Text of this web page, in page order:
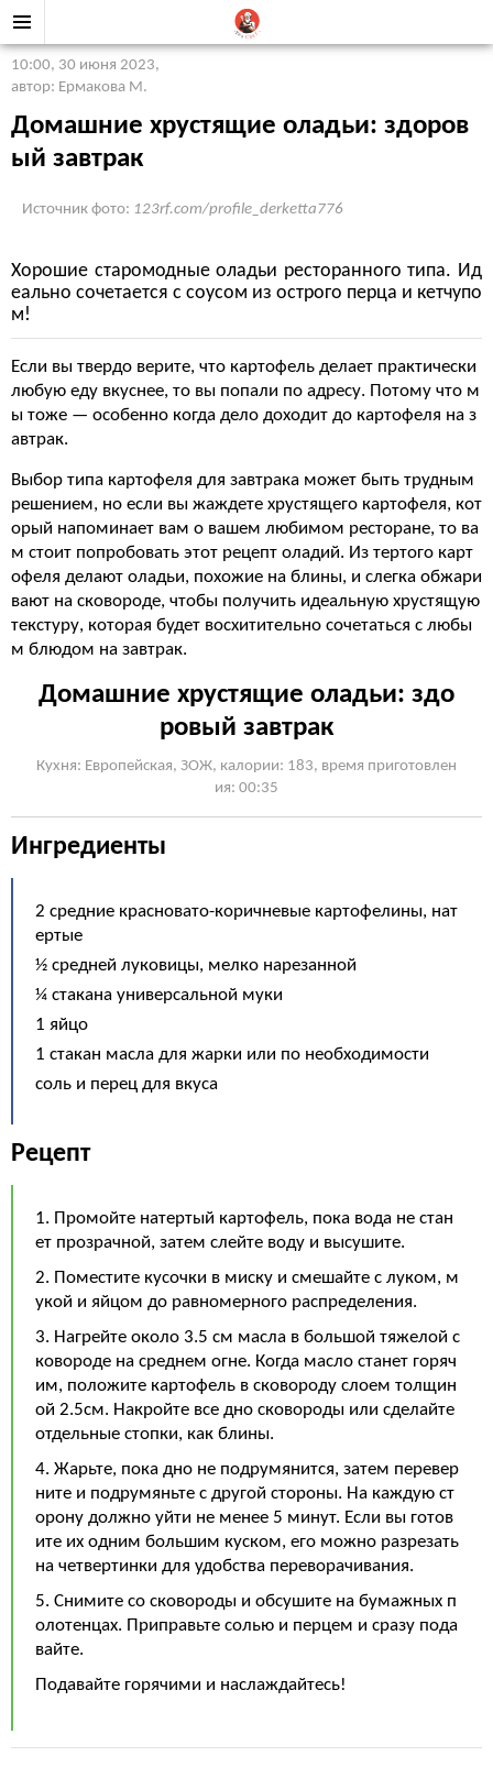
10:00, 30 июня 2023,
автор: Ермакова М.
Домашние хрустящие оладьи: здоров
ый завтрак
Источник фото: 123rf.com/profile_derketta776
Хорошие старомодные оладьи ресторанного типа. Ид
еально сочетается с соусом из острого перца и кетчупо
м!
Если вы твердо верите, что картофель делает практически
любую еду вкуснее, то вы попали по адресу. Потому что м
ы тоже — особенно когда дело доходит до картофеля на з
автрак.
Выбор типа картофеля для завтрака может быть трудным
решением, но если вы жаждете хрустящего картофеля, кот
орый напоминает вам о вашем любимом ресторане, то ва
м стоит попробовать этот рецепт оладий. Из тертого карт
офеля делают оладьи, похожие на блины, и слегка обжари
вают на сковороде, чтобы получить идеальную хрустящую
текстуру, которая будет восхитительно сочетаться с любы
м блюдом на завтрак.
Домашние хрустящие оладьи: здо
ровый завтрак
Кухня: Европейская, ЗОЖ, калории: 183, время приготовлен
ия: 00:35
Ингредиенты
2 средние красновато-коричневые картофелины, нат
ертые
½ средней луковицы, мелко нарезанной
¼ стакана универсальной муки
1 яйцо
1 стакан масла для жарки или по необходимости
соль и перец для вкуса
Рецепт
1. Промойте натертый картофель, пока вода не стан
ет прозрачной, затем слейте воду и высушите.
2. Поместите кусочки в миску и смешайте с луком, м
укой и яйцом до равномерного распределения.
3. Нагрейте около 3.5 см масла в большой тяжелой с
ковороде на среднем огне. Когда масло станет горяч
им, положите картофель в сковороду слоем толщин
ой 2.5см. Накройте все дно сковороды или сделайте
отдельные стопки, как блины.
4. Жарьте, пока дно не подрумянится, затем перевер
ните и подрумяньте с другой стороны. На каждую ст
орону должно уйти не менее 5 минут. Если вы готов
ите их одним большим куском, его можно разрезать
на четвертинки для удобства переворачивания.
5. Снимите со сковороды и обсушите на бумажных п
олотенцах. Приправьте солью и перцем и сразу пода
вайте.
Подавайте горячими и наслаждайтесь!